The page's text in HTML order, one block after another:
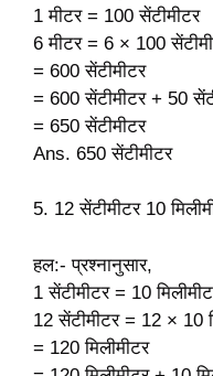
1 मीटर = 100 सेंटीमीटर
6 मीटर = 6 × 100
= 600 सेंटीमीटर
= 600 सेंटीमीटर + 50
= 650 सेंटीमीटर
Ans. 650 सेंटीमीटर
5. 12 सेंटीमीटर 10
हल:- प्रश्नानुसार,
1 सेंटीमीटर = 10
12 सेंटीमीटर = 12 × 10
= 120 मिलीमीटर